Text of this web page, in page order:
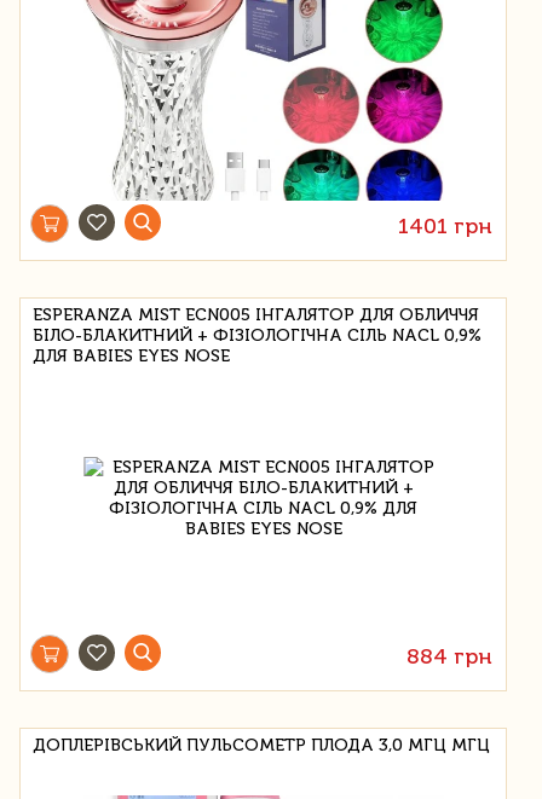
1401 грн
ESPERANZA MIST ECN005 ІНГАЛЯТОР ДЛЯ ОБЛИЧЧЯ
БІЛО-БЛАКИТНИЙ + ФІЗІОЛОГІЧНА СІЛЬ NACL 0,9%
ДЛЯ BABIES EYES NOSE
884 грн
ДОПЛЕРІВСЬКИЙ ПУЛЬСОМЕТР ПЛОДА 3,0 МГЦ МГЦ